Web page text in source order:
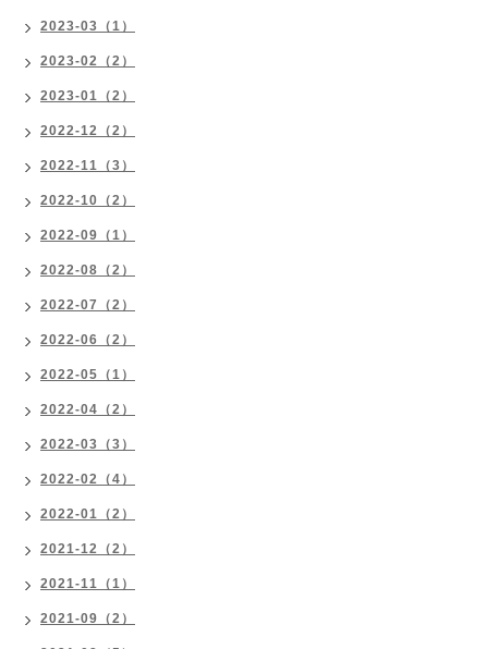
2023-03（1）
2023-02（2）
2023-01（2）
2022-12（2）
2022-11（3）
2022-10（2）
2022-09（1）
2022-08（2）
2022-07（2）
2022-06（2）
2022-05（1）
2022-04（2）
2022-03（3）
2022-02（4）
2022-01（2）
2021-12（2）
2021-11（1）
2021-09（2）